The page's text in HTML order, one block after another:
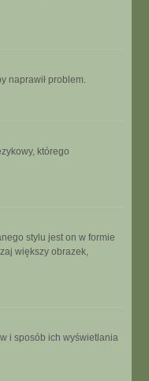
naprawił problem.
którego
stylu jest on w formie
większy obrazek,
i sposób ich wyświetlania